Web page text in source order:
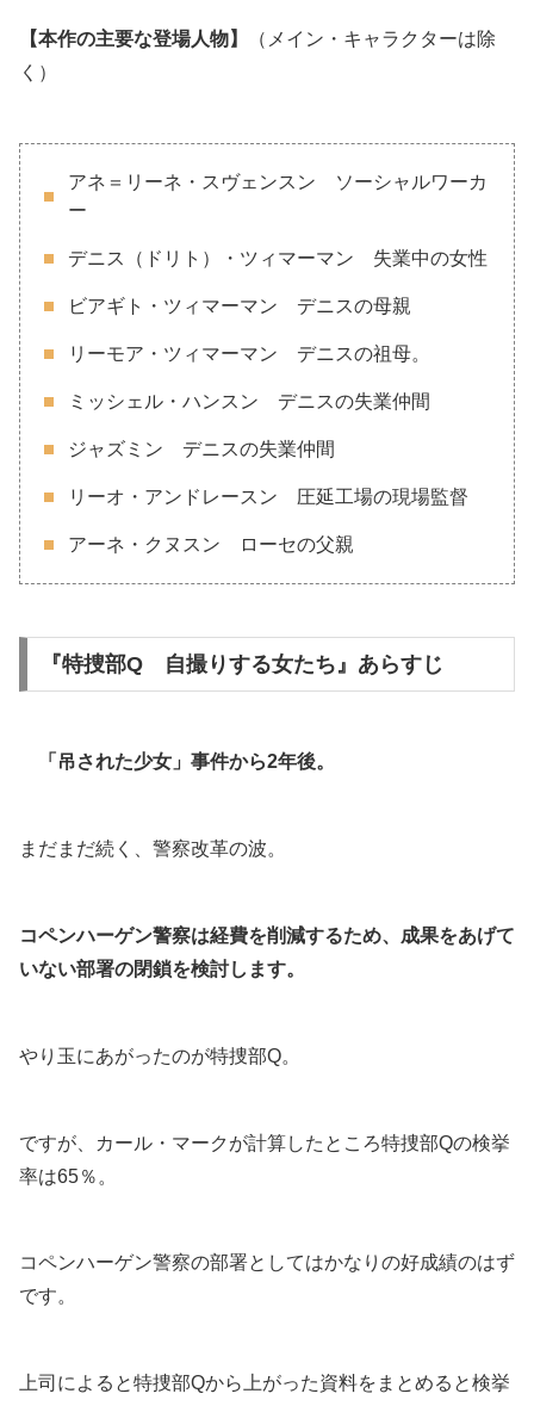
【本作の主要な登場人物】
（メイン・キャラクターは除
く）
アネ＝リーネ・スヴェンスン ソーシャルワーカ
ー
デニス（ドリト）・ツィマーマン 失業中の女性
ビアギト・ツィマーマン デニスの母親
リーモア・ツィマーマン デニスの祖母。
ミッシェル・ハンスン デニスの失業仲間
ジャズミン デニスの失業仲間
リーオ・アンドレースン 圧延工場の現場監督
アーネ・クヌスン ローセの父親
『特捜部Q 自撮りする女たち』あらすじ
「吊された少女」事件から2年後。
まだまだ続く、警察改革の波。
コペンハーゲン警察は経費を削減するため、成果をあげて
いない部署の閉鎖を検討します。
やり玉にあがったのが特捜部Q。
ですが、カール・マークが計算したところ特捜部Qの検挙
率は65％。
コペンハーゲン警察の部署としてはかなりの好成績のはず
です。
上司によると特捜部Qから上がった資料をまとめると検挙